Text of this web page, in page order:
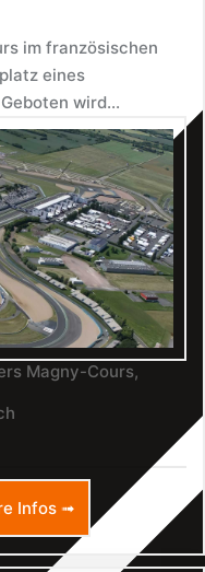
im französischen
eines
wird...
Magny-Cours,
Infos ➟